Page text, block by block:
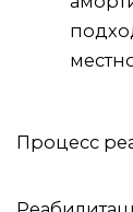
Процесс